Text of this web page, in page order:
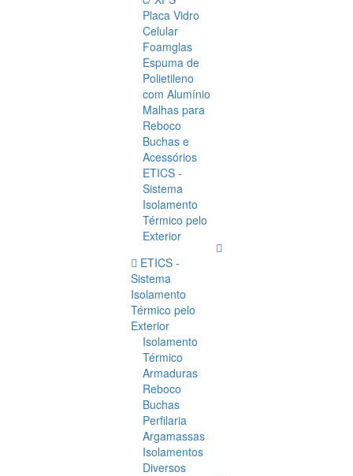
Placa Vidro
Celular
Foamglas
Espuma de
Polietileno
com Alumínio
Malhas para
Reboco
Buchas e
Acessórios
ETICS -
Sistema
Isolamento
Térmico pelo
Exterior
ETICS -
Sistema
Isolamento
Térmico pelo
Exterior
Isolamento
Térmico
Armaduras
Reboco
Buchas
Perfilaria
Argamassas
Isolamentos
Diversos